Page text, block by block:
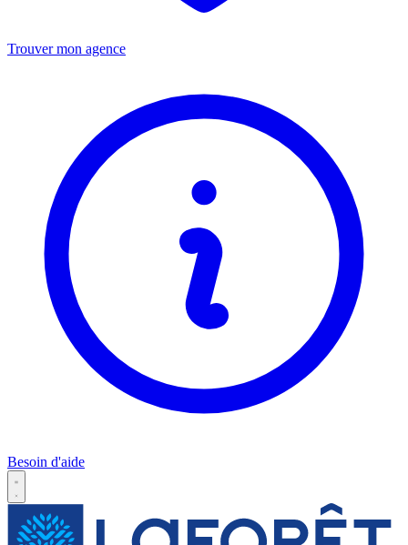
Trouver mon agence
Besoin d'aide